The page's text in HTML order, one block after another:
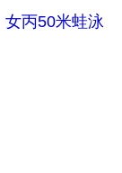
女丙50米蛙泳